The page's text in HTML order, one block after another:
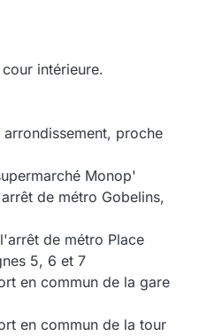
intérieure.
proche
Monop'
de métro Gobelins,
de métro Place
5, 6 et 7
en commun de la gare
en commun de la tour